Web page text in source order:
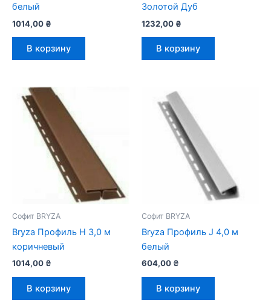
белый
1014,00 ₴
В корзину
Золотой Дуб
1232,00 ₴
В корзину
Софит BRYZA
Bryza Профиль H 3,0 м
коричневый
1014,00 ₴
В корзину
Софит BRYZA
Bryza Профиль J 4,0 м
белый
604,00 ₴
В корзину